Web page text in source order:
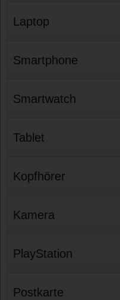
Laptop
Smartphone
Smartwatch
Tablet
Kopfhörer
Kamera
PlayStation
Postkarte